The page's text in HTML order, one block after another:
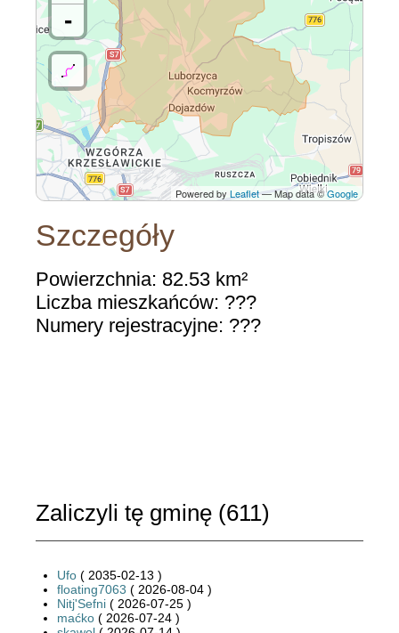
-
Powered by Leaflet— Map data ©Google
Szczegóły
Powierzchnia: 82.53 km²
Liczba mieszkańców: ???
Numery rejestracyjne: ???
Zaliczyli tę gminę (611)
Ufo ( 2035-02-13 )
floating7063 ( 2026-08-04 )
Nitj'Sefni ( 2026-07-25 )
maćko ( 2026-07-24 )